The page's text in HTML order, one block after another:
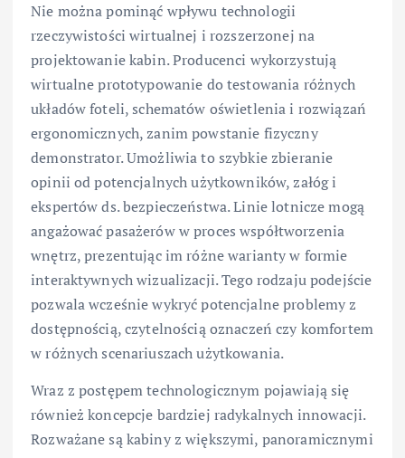
Nie można pominąć wpływu technologii
rzeczywistości wirtualnej i rozszerzonej na
projektowanie kabin. Producenci wykorzystują
wirtualne prototypowanie do testowania różnych
układów foteli, schematów oświetlenia i rozwiązań
ergonomicznych, zanim powstanie fizyczny
demonstrator. Umożliwia to szybkie zbieranie
opinii od potencjalnych użytkowników, załóg i
ekspertów ds. bezpieczeństwa. Linie lotnicze mogą
angażować pasażerów w proces współtworzenia
wnętrz, prezentując im różne warianty w formie
interaktywnych wizualizacji. Tego rodzaju podejście
pozwala wcześnie wykryć potencjalne problemy z
dostępnością, czytelnością oznaczeń czy komfortem
w różnych scenariuszach użytkowania.
Wraz z postępem technologicznym pojawiają się
również koncepcje bardziej radykalnych innowacji.
Rozważane są kabiny z większymi, panoramicznymi